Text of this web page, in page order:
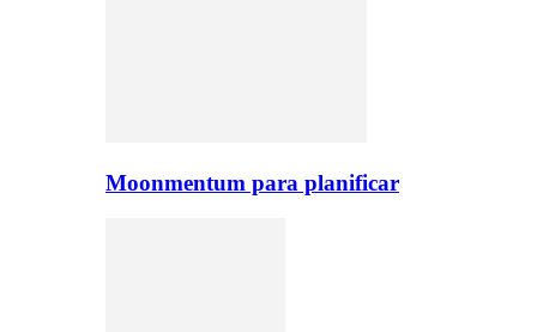
Moonmentum para planificar